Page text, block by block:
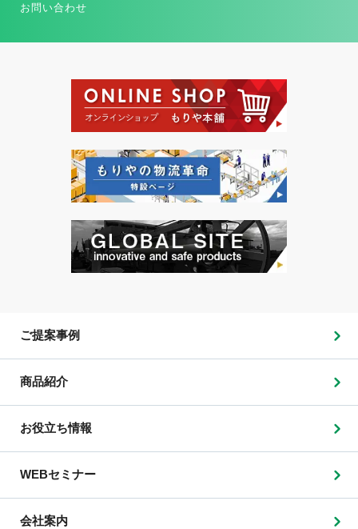
お問い合わせ
ご提案事例
商品紹介
お役立ち情報
WEBセミナー
会社案内